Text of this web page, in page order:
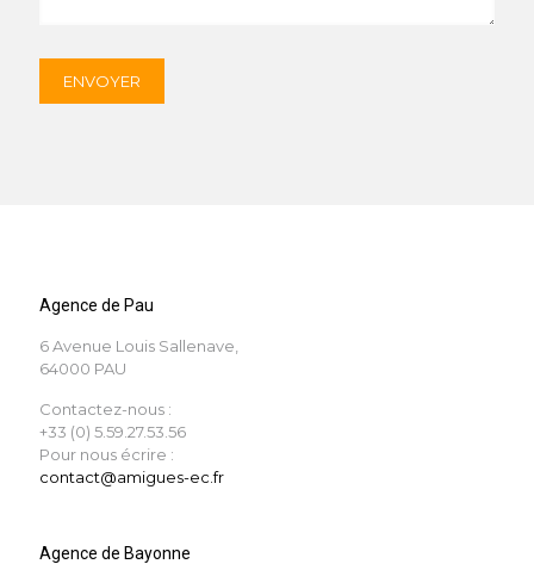
Agence de Pau
6 Avenue Louis Sallenave,
64000 PAU
Contactez-nous :
+33 (0) 5.59.27.53.56
Pour nous écrire :
contact@amigues-ec.fr
Agence de Bayonne